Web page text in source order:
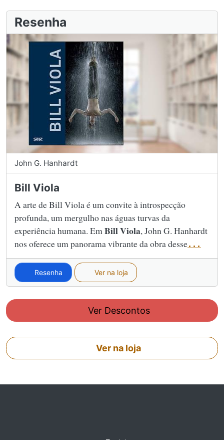
Resenha
John G. Hanhardt
Bill Viola
A arte de Bill Viola é um convite à introspecção
profunda, um mergulho nas águas turvas da
experiência humana. EmBill Viola, John G. Hanhardt
nos oferece um panorama vibrante da obra desse...
Resenha Ver na loja
Ver Descontos
Ver na loja